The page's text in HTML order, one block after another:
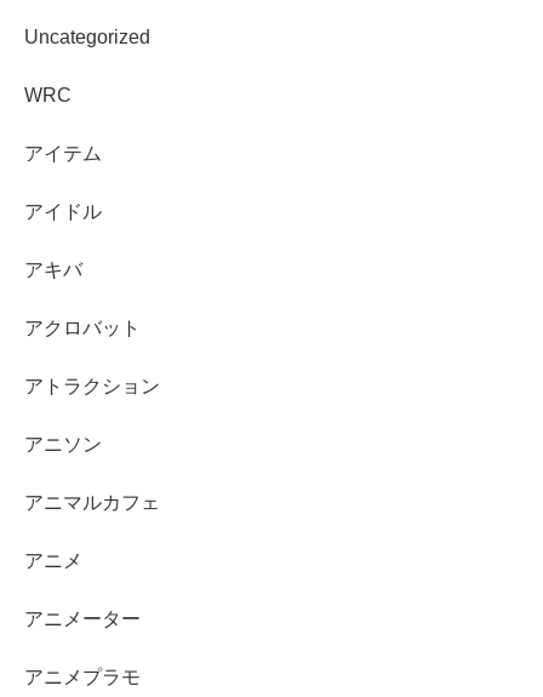
Uncategorized
WRC
アイテム
アイドル
アキバ
アクロバット
アトラクション
アニソン
アニマルカフェ
アニメ
アニメーター
アニメプラモ